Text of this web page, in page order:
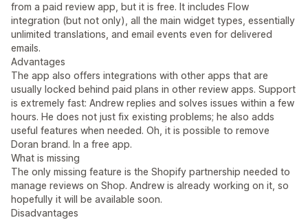
from a paid review app, but it is free. It includes Flow
integration (but not only), all the main widget types, essentially
unlimited translations, and email events even for delivered
emails.
Advantages
The app also offers integrations with other apps that are
usually locked behind paid plans in other review apps. Support
is extremely fast: Andrew replies and solves issues within a few
hours. He does not just fix existing problems; he also adds
useful features when needed. Oh, it is possible to remove
Doran brand. In a free app.
What is missing
The only missing feature is the Shopify partnership needed to
manage reviews on Shop. Andrew is already working on it, so
hopefully it will be available soon.
Disadvantages